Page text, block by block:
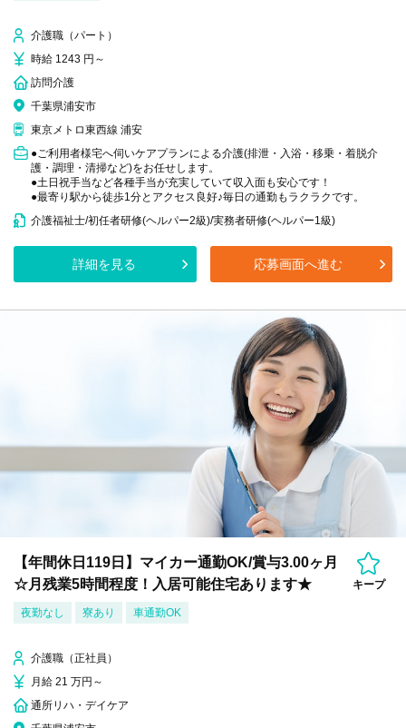
介護職（パート）
時給 1243 円～
訪問介護
千葉県浦安市
東京メトロ東西線 浦安
●ご利用者様宅へ伺いケアプランによる介護(排泄・入浴・移乗・着脱介
護・調理・清掃など)をお任せします。
●土日祝手当など各種手当が充実していて収入面も安心です！
●最寄り駅から徒歩1分とアクセス良好♪毎日の通勤もラクラクです。
介護福祉士/初任者研修(ヘルパー2級)/実務者研修(ヘルパー1級)
詳細を見る 応募画面へ進む
【年間休日119日】マイカー通勤OK/賞与3.00ヶ月
☆月残業5時間程度！入居可能住宅あります★
キープ
夜勤なし 寮あり 車通勤OK
介護職（正社員）
月給 21 万円～
通所リハ・デイケア